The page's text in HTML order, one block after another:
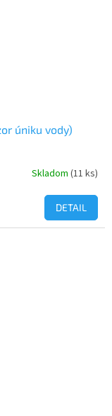
úniku vody)
Skladom(11 ks)
DETAIL